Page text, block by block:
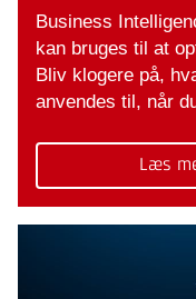
Business
kan bruges til at
Bliv klogere på,
anvendes til, når
Læs